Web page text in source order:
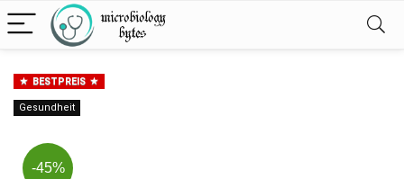
BESTPREIS
Gesundheit
-45%